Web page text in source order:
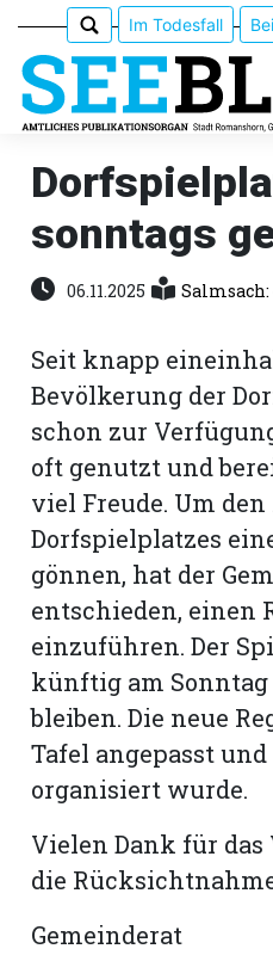
Epaper
Veranstaltungen
Erlebnisführer
App
Romanshorn:
offizielle
Mitteilungen
Im Todesfall
sonntags
06.11.2025
Seit knapp
Bevölkerung der
schon zur
oft genutzt und
viel Freude. Um
Dorfspielplatzes
gönnen, hat der
entschieden, einen
einzuführen. Der
künftig am Sonntag
bleiben. Die neue
Tafel angepasst
organisiert wurde.
Vielen Dank für
die
Gemeinderat